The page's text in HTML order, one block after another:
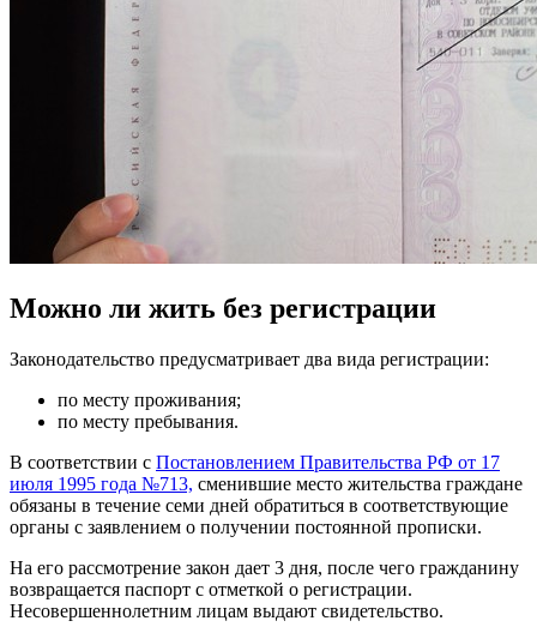
Можно ли жить без регистрации
Законодательство предусматривает два вида регистрации:
по месту проживания;
по месту пребывания.
В соответствии с Постановлением Правительства РФ от 17
июля 1995 года №713, сменившие место жительства граждане
обязаны в течение семи дней обратиться в соответствующие
органы с заявлением о получении постоянной прописки.
На его рассмотрение закон дает 3 дня, после чего гражданину
возвращается паспорт с отметкой о регистрации.
Несовершеннолетним лицам выдают свидетельство.